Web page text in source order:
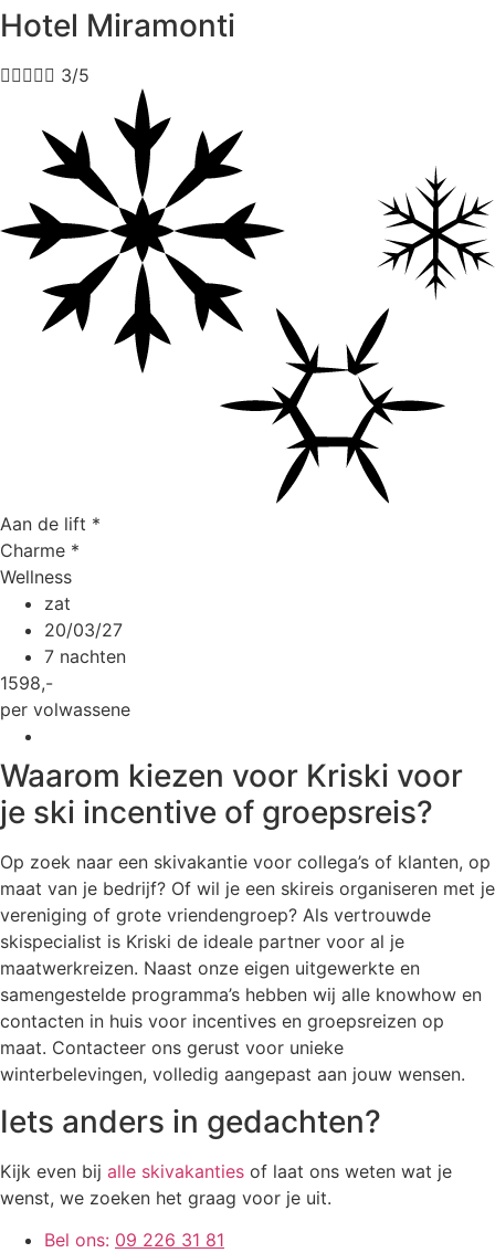
Hotel Miramonti
 3/5
Aan de lift *
Charme *
Wellness
zat
20/03/27
7 nachten
1598,-
per volwassene
Waarom kiezen voor Kriski voor
je ski incentive of groepsreis?
Op zoek naar een skivakantie voor collega’s of klanten, op
maat van je bedrijf? Of wil je een skireis organiseren met je
vereniging of grote vriendengroep? Als vertrouwde
skispecialist is Kriski de ideale partner voor al je
maatwerkreizen. Naast onze eigen uitgewerkte en
samengestelde programma’s hebben wij alle knowhow en
contacten in huis voor incentives en groepsreizen op
maat. Contacteer ons gerust voor unieke
winterbelevingen, volledig aangepast aan jouw wensen.
Iets anders in gedachten?
Kijk even bij alle skivakanties of laat ons weten wat je
wenst, we zoeken het graag voor je uit.
Bel ons: 09 226 31 81